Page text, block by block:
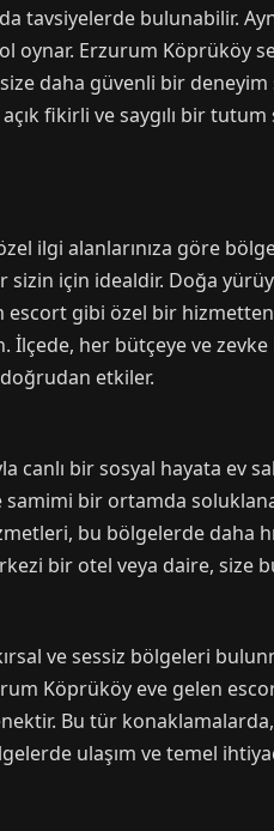
tavsiyelerde bulunabilir.
oynar. Erzurum Köprüköy
daha güvenli bir
fikirli ve saygılı bir
ilgi alanlarınıza göre
için idealdir. Doğa
gibi özel bir
her bütçeye ve
etkiler.
canlı bir sosyal hayata ev
bir ortamda
bu bölgelerde daha
bir otel veya daire, size
ve sessiz bölgeleri
Köprüköy eve gelen
Bu tür
ulaşım ve temel